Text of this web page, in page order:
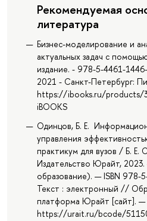
Рекомендуемая
литература
Бизнес-моделирование и
актуальных задач с
издание. - 978-5-4461-
2021 - Санкт-Петербург:
https://ibooks.ru/products/
iBOOKS
Одинцов, Б. Е.
управления
практикум для вузов / Б. Е.
Издательство Юрайт,
образование). — ISBN 978-
Текст : электронный //
платформа Юрайт [сайт]. —
https://urait.ru/bcode/